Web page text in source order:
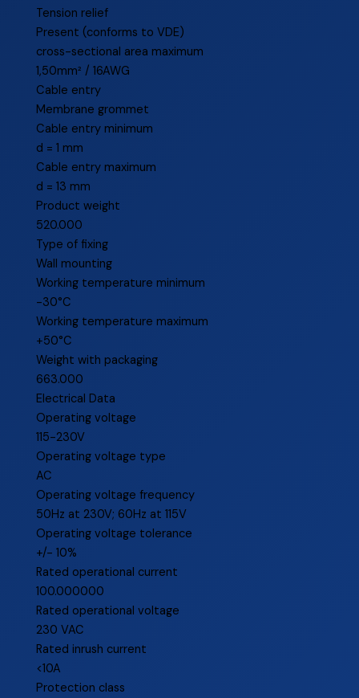
Tension relief
Present (conforms to VDE)
cross-sectional area maximum
1,50mm² / 16AWG
Cable entry
Membrane grommet
Cable entry minimum
d = 1 mm
Cable entry maximum
d = 13 mm
Product weight
520.000
Type of fixing
Wall mounting
Working temperature minimum
-30°C
Working temperature maximum
+50°C
Weight with packaging
663.000
Electrical Data
Operating voltage
115-230V
Operating voltage type
AC
Operating voltage frequency
50Hz at 230V; 60Hz at 115V
Operating voltage tolerance
+/- 10%
Rated operational current
100.000000
Rated operational voltage
230 VAC
Rated inrush current
<10A
Protection class